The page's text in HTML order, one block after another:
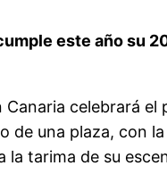
este año su
celebrará
de una plaza, con
la tarima de su